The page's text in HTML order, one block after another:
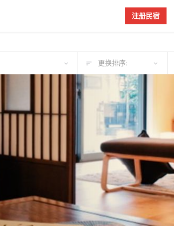
注册民宿
更换排序: